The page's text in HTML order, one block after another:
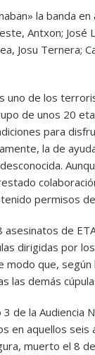
la banda en
Antxon; José
Josu Ternera;
uno de los
de unos 20
para
la de
permisos
de
dirigidas por
que, según
las demás
de la Audiencia
en aquellos seis
muerto el 8